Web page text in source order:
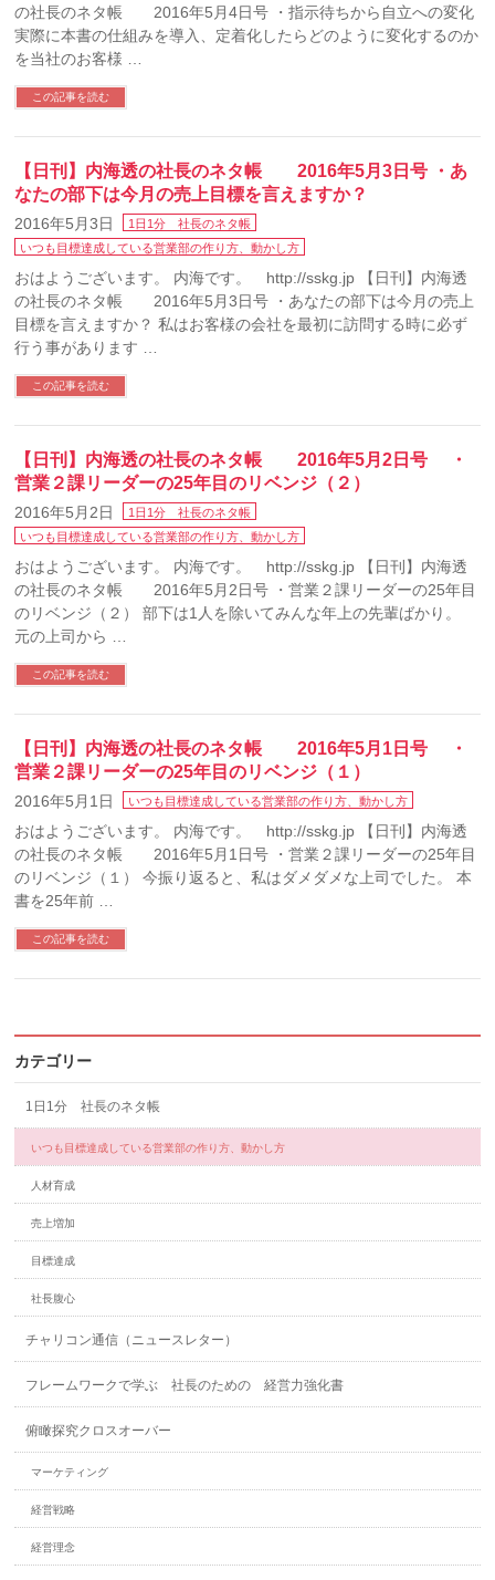
の社長のネタ帳 2016年5月4日号 ・指示待ちから自立への変化
実際に本書の仕組みを導入、定着化したらどのように変化するのか
を当社のお客様 …
この記事を読む
【日刊】内海透の社長のネタ帳 2016年5月3日号 ・あ
なたの部下は今月の売上目標を言えますか？
2016年5月3日
1日1分 社長のネタ帳
いつも目標達成している営業部の作り方、動かし方
おはようございます。 内海です。 http://sskg.jp 【日刊】内海透
の社長のネタ帳 2016年5月3日号 ・あなたの部下は今月の売上
目標を言えますか？ 私はお客様の会社を最初に訪問する時に必ず
行う事があります …
この記事を読む
【日刊】内海透の社長のネタ帳 2016年5月2日号 ・
営業２課リーダーの25年目のリベンジ（２）
2016年5月2日
1日1分 社長のネタ帳
いつも目標達成している営業部の作り方、動かし方
おはようございます。 内海です。 http://sskg.jp 【日刊】内海透
の社長のネタ帳 2016年5月2日号 ・営業２課リーダーの25年目
のリベンジ（２） 部下は1人を除いてみんな年上の先輩ばかり。
元の上司から …
この記事を読む
【日刊】内海透の社長のネタ帳 2016年5月1日号 ・
営業２課リーダーの25年目のリベンジ（１）
2016年5月1日 いつも目標達成している営業部の作り方、動かし方
おはようございます。 内海です。 http://sskg.jp 【日刊】内海透
の社長のネタ帳 2016年5月1日号 ・営業２課リーダーの25年目
のリベンジ（１） 今振り返ると、私はダメダメな上司でした。 本
書を25年前 …
この記事を読む
カテゴリー
1日1分 社長のネタ帳
いつも目標達成している営業部の作り方、動かし方
人材育成
売上増加
目標達成
社長腹心
チャリコン通信（ニュースレター）
フレームワークで学ぶ 社長のための 経営力強化書
俯瞰探究クロスオーバー
マーケティング
経営戦略
経営理念